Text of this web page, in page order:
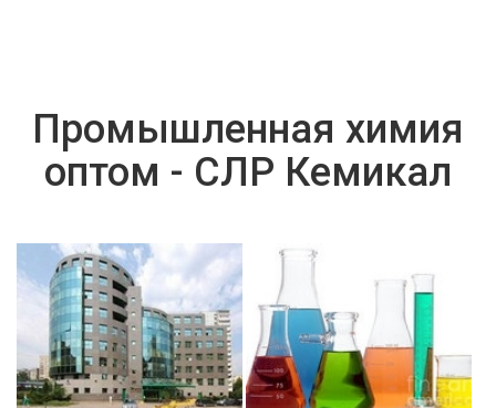
Промышленная химия
оптом - СЛР Кемикал